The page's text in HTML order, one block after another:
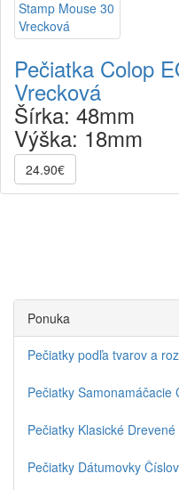
Pečiatka Colop
Vrecková
Šírka: 48mm
Výška: 18mm
24.90€
Ponuka
Pečiatky podľa tvarov a
Pečiatky Samonamáčacie
Pečiatky Klasické Drevené
Pečiatky Dátumovky